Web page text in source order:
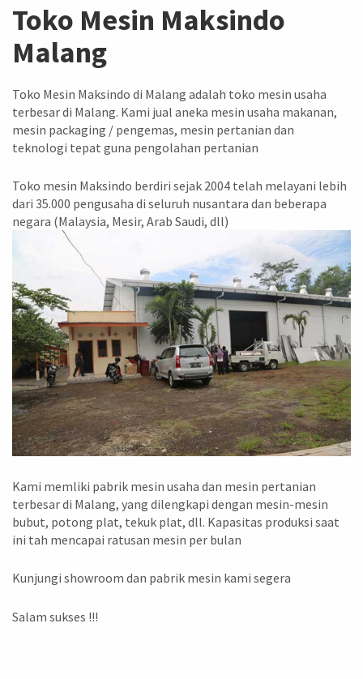
Toko Mesin Maksindo
Malang
Toko Mesin Maksindo di Malang adalah toko mesin usaha
terbesar di Malang. Kami jual aneka mesin usaha makanan,
mesin packaging / pengemas, mesin pertanian dan
teknologi tepat guna pengolahan pertanian
Toko mesin Maksindo berdiri sejak 2004 telah melayani lebih
dari 35.000 pengusaha di seluruh nusantara dan beberapa
negara (Malaysia, Mesir, Arab Saudi, dll)
Kami memliki pabrik mesin usaha dan mesin pertanian
terbesar di Malang, yang dilengkapi dengan mesin-mesin
bubut, potong plat, tekuk plat, dll. Kapasitas produksi saat
ini tah mencapai ratusan mesin per bulan
Kunjungi showroom dan pabrik mesin kami segera
Salam sukses !!!